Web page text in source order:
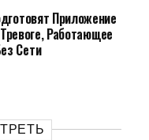
Приложение
Работающее
Сети